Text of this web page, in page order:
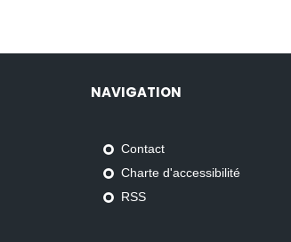
NAVIGATION
Contact
Charte d'accessibilité
RSS